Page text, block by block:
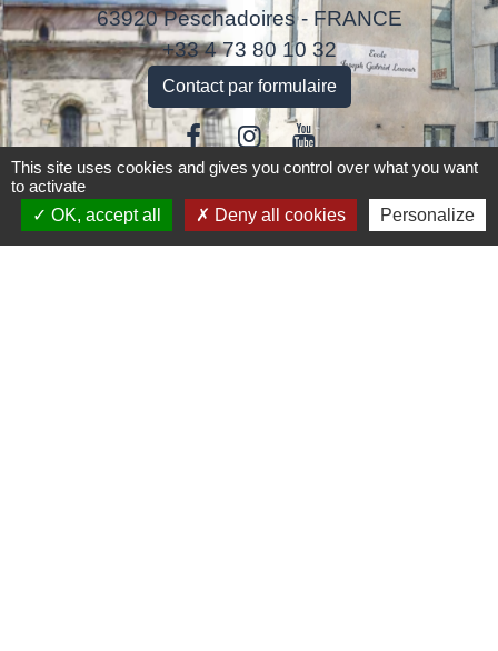
63920 Peschadoires - FRANCE
+33 4 73 80 10 32
Contact par formulaire
Liens
This site uses cookies and gives you control over what you want
to activate
OK, accept all
Deny all cookies Personalize